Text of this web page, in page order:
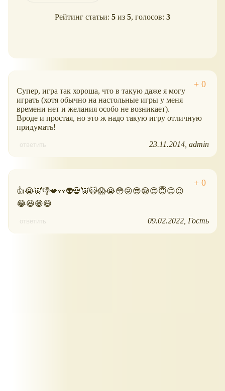
Рейтинг статьи: 5 из 5, голосов: 3
Супер, игра так хороша, что в такую даже я могу
играть (хотя обычно на настольные игры у меня
времени нет и желания особо не возникает).
Вроде и простая, но это ж надо такую игру отличную
придумать!
ответить 23.11.2014 admin
👍😭👿👎💋👀👽💀👿😺😱😭😳😜😎😪😍😇😊😉
😂😆😁😄
ответить 09.02.2022 Гость